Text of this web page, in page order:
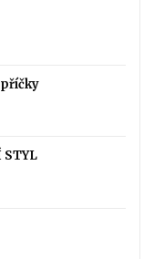
STYL